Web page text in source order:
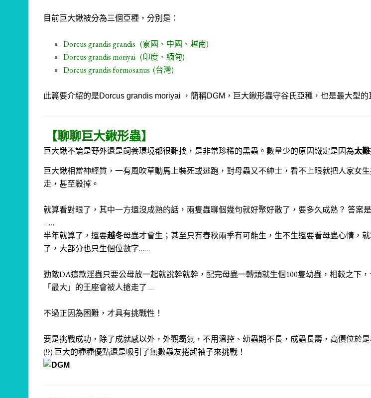
目前巨大鍬被分為三個亞種，分別是：
Dorcus grandis grandis (寮國、中國、越南)
Dorcus grandis moriyai (印度、緬甸)
Dorcus grandis formosanus (台灣)
此篇要介紹的是Dorcus grandis moriyai ，簡稱DGM，巨大鍬形蟲守谷氏亞種，也是最大型的
【聊聊巨大鍬形蟲】
巨大鍬不論是野外還是飼養環境都很難找，是非常珍稀的黑蟲。 數量少的原因鐵定是因為太
巨大鍬相當神經質，一有風吹草動馬上裝死或逃跑， 對母蟲又不紳士，看不上眼就把人家女
走，甚至殺掉。
就算看對眼了，其中一方還沒成熟的話，兩隻蟲聊個幾句就好聚好散了，要多久成熟？ 答案是
……
半年就算了，還要越冬母蟲才會生；甚至只有春秋兩季有可能生，生不生還要看母蟲心情，
了，大部分也只生個位數字……
勁敵DA這款淫蟲只要公母放一起就說幹就幹，配完母蟲一轉頭就生個100隻幼蟲，相較之下
「最大」的王座會被人搶走了 …
不過正因為困難，才具有挑戰性！
要是挑戰成功，除了成就感以外， 外觀霸氣，不用溫控、幼蟲期不長，成蟲長壽，高價位於
(!?) 巨大的種種優點還是吸引了無數蟲友捲起袖子來挑戰！